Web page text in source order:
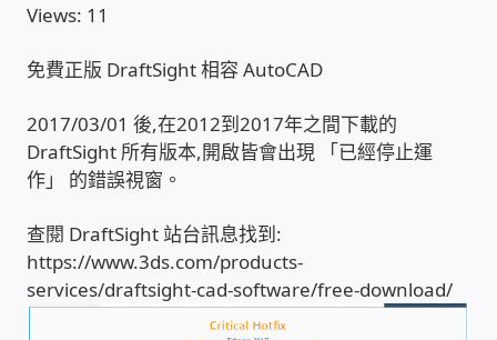
收費標準依據
照片紀實影音
儀器設備
網路建置規劃維修-實績案例
Views: 11
免費正版 DraftSight 相容 AutoCAD
2017/03/01 後,在2012到2017年之間下載的
DraftSight 所有版本,開啟皆會出現 「已經停止運
作」 的錯誤視窗。
查閱 DraftSight 站台訊息找到:
https://www.3ds.com/products-
services/draftsight-cad-software/free-download/